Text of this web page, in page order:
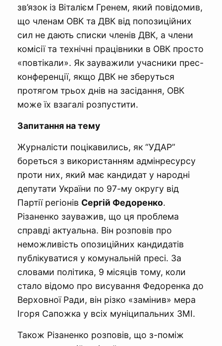
зв’язок із Віталієм Гренем, який повідомив,
що членам ОВК та ДВК від попозиційних
сил не дають списки членів ДВК, а члени
комісії та технічні працівники в ОВК просто
«повтікали». Як зауважили учасники прес-
конференції, якщо ДВК не зберуться
протягом трьох днів на засідання, ОВК
може їх взагалі розпустити.
Запитання на тему
Журналісти поцікавились, як “УДАР”
бореться з використанням адмінресурсу
проти них, який має кандидат у народні
депутати України по 97-му округу від
Партії регіонів Сергій Федоренко.
Різаненко зауважив, що ця проблема
справді актуальна. Він розповів про
неможливість опозиційних кандидатів
публікуватися у комунальній пресі. За
словами політика, 9 місяців тому, коли
стало відомо про висування Федоренка до
Верховної Ради, він різко «замінив» мера
Ігоря Сапожка у всіх муніципальних ЗМІ.
Також Різаненко розповів, що з-поміж